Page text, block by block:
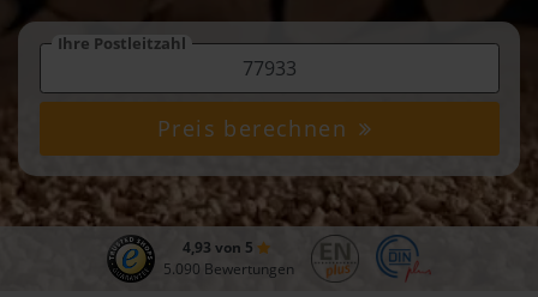
Ihre Postleitzahl
Preis berechnen
4,93 von 5
5.090 Bewertungen